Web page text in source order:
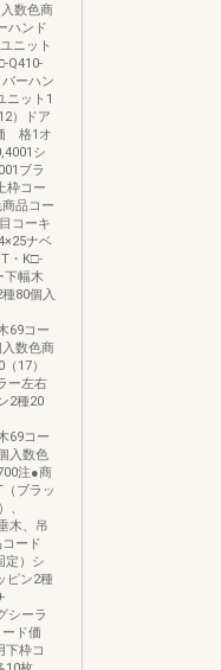
数色商
ハンド
ニット
Q410-
ーハン
ニット1
）ドア
格1オ
シ
ブラ
枠コー
品コー
コーキ
ナベ
・K□-
下幅木
80個入
69コー
数色商
17）
ー左右
2種20
69コー
入数色
注●商
ブラッ
、
木、吊
ード
定）シ
ピン2種
シーラ
ード価
下枠コ